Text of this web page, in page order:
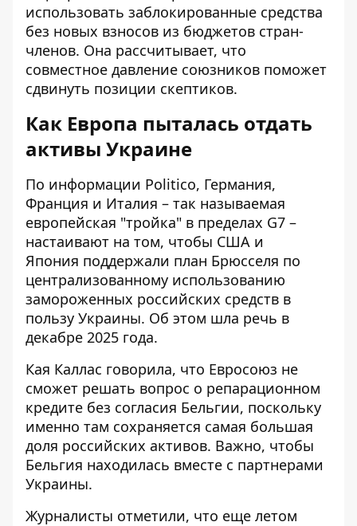
использовать заблокированные средства
без новых взносов из бюджетов стран-
членов. Она рассчитывает, что
совместное давление союзников поможет
сдвинуть позиции скептиков.
Как Европа пыталась отдать
активы Украине
По информации Politico, Германия,
Франция и Италия – так называемая
европейская "тройка" в пределах G7 –
настаивают на том, чтобы США и
Япония поддержали план Брюсселя по
централизованному использованию
замороженных российских средств в
пользу Украины. Об этом шла речь в
декабре 2025 года.
Кая Каллас говорила, что Евросоюз не
сможет решать вопрос о репарационном
кредите без согласия Бельгии, поскольку
именно там сохраняется самая большая
доля российских активов. Важно, чтобы
Бельгия находилась вместе с партнерами
Украины.
Журналисты отметили, что еще летом